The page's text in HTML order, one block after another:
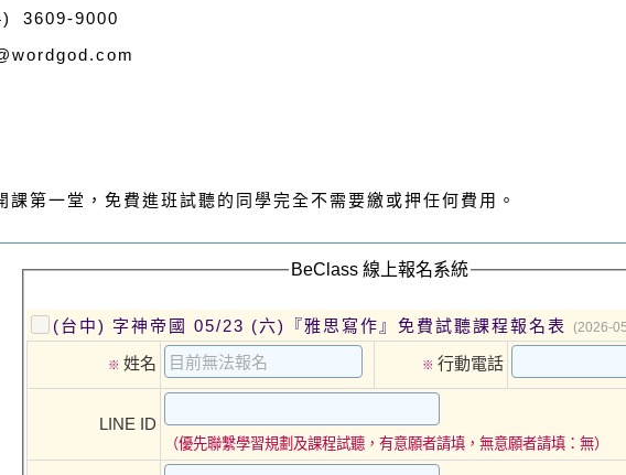
3609-9000
課第一堂，免費進班試聽的同學完全不需要繳或押任何費用。
BeClass 線上報名系統
(台中) 字神帝國 05/23 (六)『雅思寫作』免費試聽課程報名表 (2026-
※ 姓名 ※ 行動電話
LINE ID
（優先聯繫學習規劃及課程試聽，有意願者請填，無意願者請填：無）